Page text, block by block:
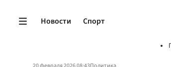
Новости Спорт